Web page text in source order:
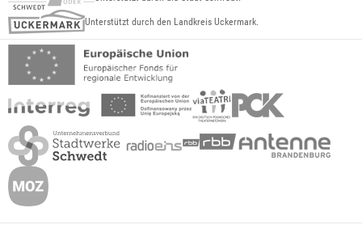
Unterstützt durch den Landkreis Uckermark.